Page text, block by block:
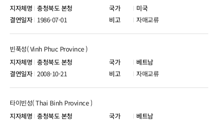
충청북도 본청 미국
1986-07-01 자매교류
충청북도 본청 베트남
빈푹성( Vinh Phuc Province )
2008-10-21 자매교류
충청북도 본청 베트남
타이빈성( Thai Binh Province )